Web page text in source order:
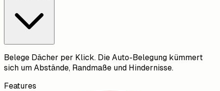
Belege Dächer per Klick. Die Auto-Belegung kümmert
sich um Abstände, Randmaße und Hindernisse.
Features